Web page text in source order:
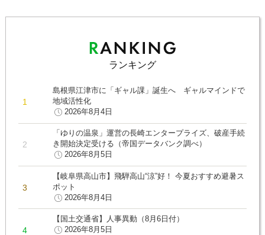
ランキング
島根県江津市に「ギャル課」誕生へ ギャルマインドで
地域活性化
2026年8月4日
「ゆりの温泉」運営の長崎エンタープライズ、破産手続
き開始決定受ける（帝国データバンク調べ）
2026年8月5日
【岐阜県高山市】飛騨高山“涼”好！ 今夏おすすめ避暑ス
ポット
2026年8月4日
【国土交通省】人事異動（8月6日付）
2026年8月5日